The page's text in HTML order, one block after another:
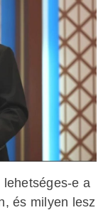
e a
és milyen lesz